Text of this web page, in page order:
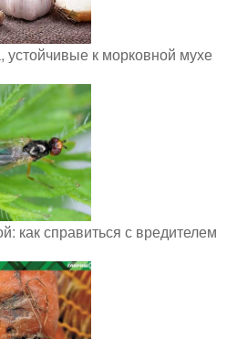
к морковной мухе
как справиться с вредителем